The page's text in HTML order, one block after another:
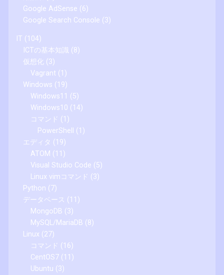
Google AdSense (6)
Google Search Console (3)
IT (104)
ICTの基本知識 (8)
仮想化 (3)
Vagrant (1)
Windows (19)
Windows11 (5)
Windows10 (14)
コマンド (1)
PowerShell
(1)
エディタ (19)
ATOM (11)
Visual Studio Code (5)
Linux vimコマンド (3)
Python (7)
データベース (11)
MongoDB (3)
MySQL/MariaDB (8)
Linux (27)
コマンド (16)
CentOS7(11)
Ubuntu (3)